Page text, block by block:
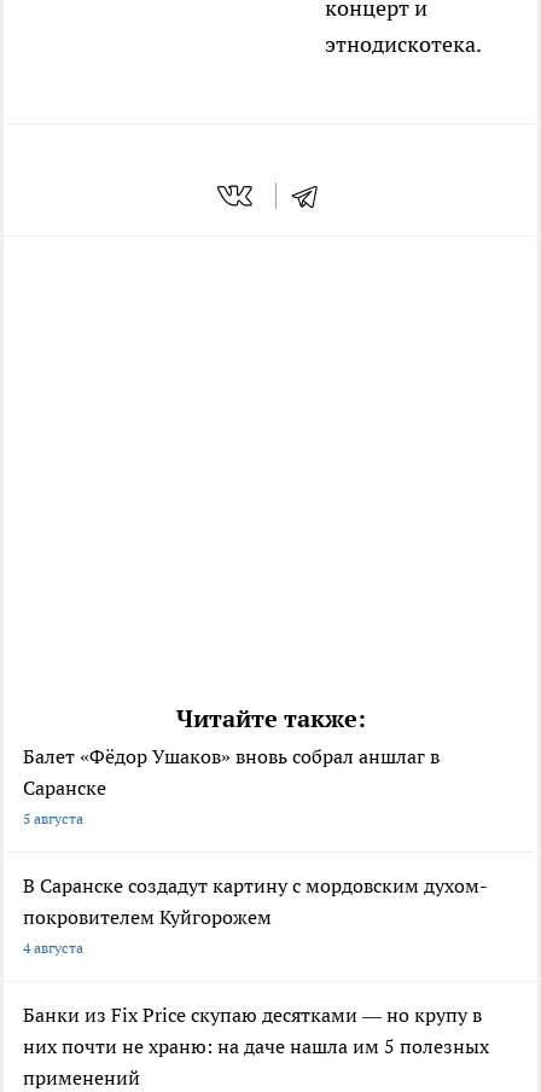
концерт и
этнодискотека.
Читайте также:
Балет «Фёдор Ушаков» вновь собрал аншлаг в
Саранске
5 августа
В Саранске создадут картину с мордовским духом-
покровителем Куйгорожем
4 августа
Банки из Fix Price скупаю десятками — но крупу в
них почти не храню: на даче нашла им 5 полезных
применений